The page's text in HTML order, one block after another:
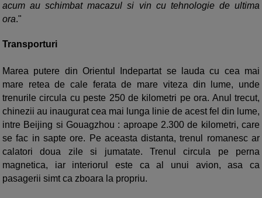
acum au schimbat macazul si vin cu tehnologie de ultima
ora."
Transporturi
Marea putere din Orientul Indepartat se lauda cu cea mai
mare retea de cale ferata de mare viteza din lume, unde
trenurile circula cu peste 250 de kilometri pe ora. Anul trecut,
chinezii au inaugurat cea mai lunga linie de acest fel din lume,
intre Beijing si Gouagzhou : aproape 2.300 de kilometri, care
se fac in sapte ore. Pe aceasta distanta, trenul romanesc ar
calatori doua zile si jumatate. Trenul circula pe perna
magnetica, iar interiorul este ca al unui avion, asa ca
pasagerii simt ca zboara la propriu.